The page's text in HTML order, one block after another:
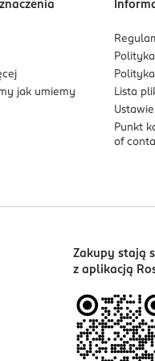
jak umiemy
Lista
Punkt
of
Zakupy stają
z aplikacją